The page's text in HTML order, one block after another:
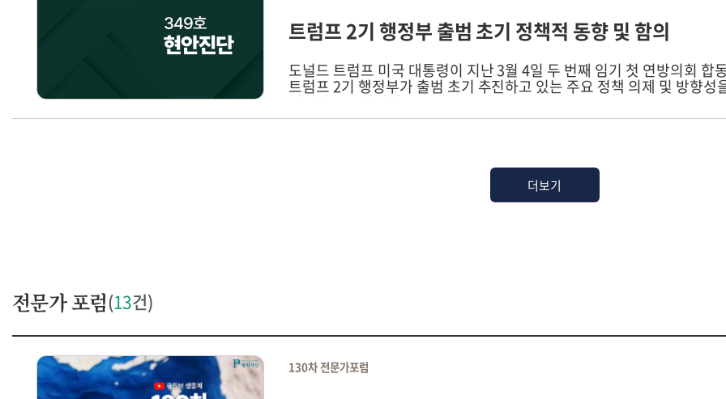
트럼프 2기 행정부 출범 초기 정책적 동향 및 함의
도널드 트럼프 미국 대통령이 지난 3월 4일 두 번째 임기 첫 연방의회 합
트럼프 2기 행정부가 출범 초기 추진하고 있는 주요 정책 의제 및 방향성
세계가 주목하였다.
더보기
전문가 포럼(13건)
130차 전문가포럼